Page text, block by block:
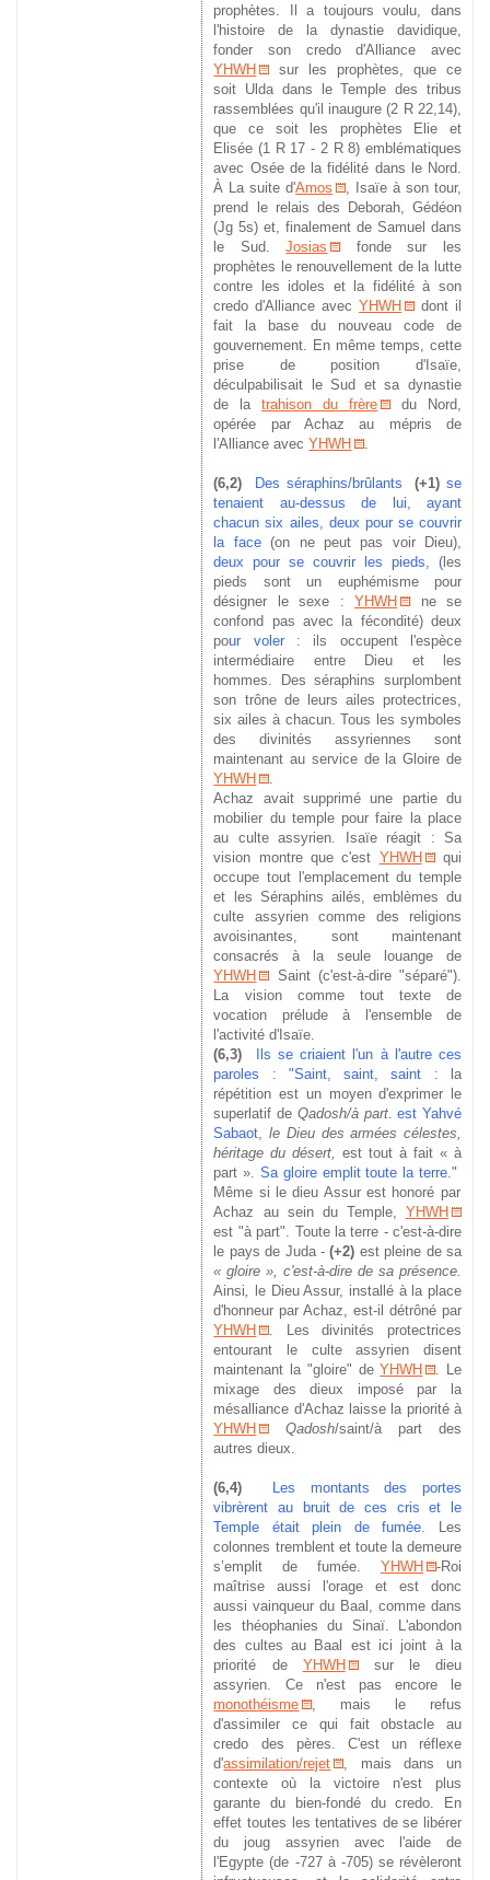
prophètes. Il a toujours voulu, dans
l'histoire de la dynastie davidique,
fonder son credo d'Alliance avec
YHWH
sur les prophètes, que ce
soit Ulda dans le Temple des tribus
rassemblées qu'il inaugure (2 R 22,14),
que ce soit les prophètes Elie et
Elisée (1 R 17 - 2 R 8) emblématiques
avec Osée de la fidélité dans le Nord.
À La suite d'Amos
, Isaïe à son tour,
prend le relais des Deborah, Gédéon
(Jg 5s) et, finalement de Samuel dans
le Sud.Josias
fonde sur les
prophètes le renouvellement de la lutte
contre les idoles et la fidélité à son
credo d'Alliance avecYHWH
dont il
fait la base du nouveau code de
gouvernement. En même temps, cette
prise de position d'Isaïe,
déculpabilisait le Sud et sa dynastie
de latrahison du frère
du Nord,
opérée par Achaz au mépris de
l'Alliance avecYHWH .
(6,2) Des séraphins/brûlants (+1) se
tenaient au-dessus de lui, ayant
chacun six ailes, deux pour se couvrir
la face(on ne peut pas voir Dieu),
deux pour se couvrir les pieds, (les
pieds sont un euphémisme pour
désigner le sexe :YHWH
ne se
confond pas avec la fécondité) deux
pour voler: ils occupent l'espèce
intermédiaire entre Dieu et les
hommes.
Des séraphins surplombent
son trône de leurs ailes protectrices,
six ailes à chacun. Tous les symboles
des divinités assyriennes sont
maintenant au service de la Gloire de
YHWH
.
Achaz avait supprimé une partie du
mobilier du temple pour faire la place
au culte assyrien. Isaïe réagit : Sa
vision montre que c'est YHWH
qui
occupe tout l'emplacement du temple
et les Séraphins ailés, emblèmes du
culte assyrien comme des religions
avoisinantes, sont maintenant
consacrés à la seule louange de
YHWH
Saint (c'est-à-dire "séparé").
La vision comme tout texte de
vocation prélude à l'ensemble de
l'activité d'Isaïe.
(6,3) Ils se criaient l'un à l'autre ces
paroles : "Saint, saint, saint : l a
répétition est un moyen d'exprimer le
superlatif de Qadosh/à part.est Yahvé
Sabaot,le Dieu des armées célestes,
héritage du désert, est tout à fait « à
part ». Sa gloire emplit toute la terre."
Même si le dieu Assur est honoré par
Achaz au sein du Temple, YHWH
est "à part". Toute la terre - c'est-à-dire
le pays de Juda -(+2) est pleine de sa
« gloire », c'est-à-dire de sa présence.
Ainsi,
le Dieu Assur, installé à la place
d'honneur par Achaz, est-il détrôné par
YHWH
. Les divinités protectrices
entourant le culte assyrien disent
maintenant la "gloire" deYHWH
. Le
mixage des dieux imposé par la
mésalliance d'Achaz laisse la priorité à
YHWH
Qadosh/saint/à part des
autres dieux.
(6,4) Les montants des portes
vibrèrentau bruit de ces cris et le
Temple était plein de fumée.
Les
colonnes tremblent et toute la demeure
s’emplit de fumée. YHWH
-Roi
maîtrise aussi l'orage et est donc
aussi vainqueur du Baal, comme dans
les théophanies du Sinaï. L'abondon
des cultes au Baal est ici joint à la
priorité de YHWH
sur le dieu
assyrien. Ce n'est pas encore le
monothéisme
, mais le refus
d'assimiler ce qui fait obstacle au
credo des pères. C'est un réflexe
d'assimilation/rejet
, mais dans un
contexte où la victoire n'est plus
garante du bien-fondé du credo. En
effet toutes les tentatives de se libérer
du joug assyrien avec l'aide de
l'Egypte (de -727 à -705) se révèleront